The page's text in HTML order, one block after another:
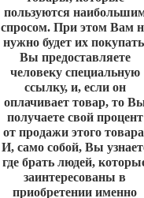
пользуются
спросом. При этом Вам
нужно будет их
Вы предоставляете
человеку специальную
ссылку, и, если он
оплачивает товар, то
получаете свой процент
от продажи этого
И, само собой, Вы
где брать людей,
заинтересованы в
приобретении именно